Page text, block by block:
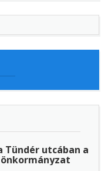
utcában a